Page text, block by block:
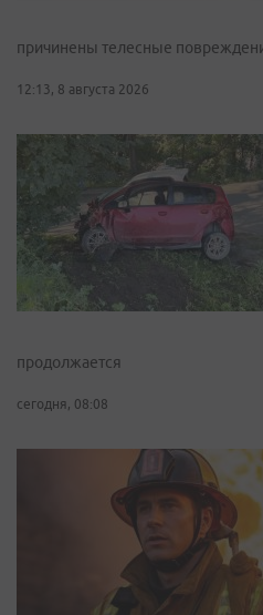
причинены телесные
12:13, 8 августа 2026
продолжается
сегодня, 08:08